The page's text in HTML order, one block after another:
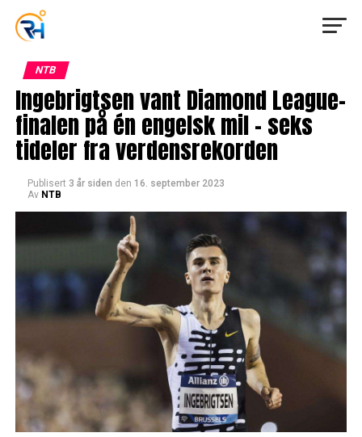
NTB
Ingebrigtsen vant Diamond League-
finalen på én engelsk mil – seks
tideler fra verdensrekorden
Publisert 3 år siden den 16. september 2023
Av NTB